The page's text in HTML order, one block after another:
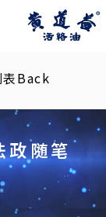
Back
政随笔